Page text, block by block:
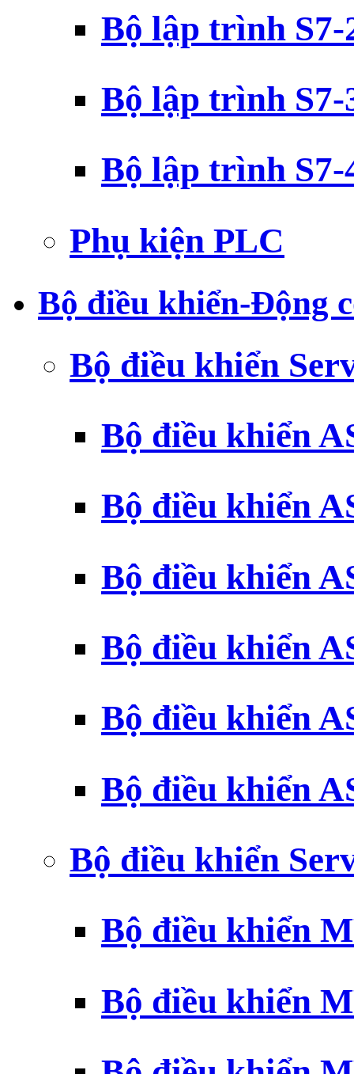
Bộ lập trình S7-
Bộ lập trình S7-
Bộ lập trình S7-
Phụ kiện PLC
Bộ điều khiển-Động
Bộ điều khiển
Bộ điều khiển
Bộ điều khiển
Bộ điều khiển
Bộ điều khiển
Bộ điều khiển
Bộ điều khiển
Bộ điều khiển
Bộ điều khiển
Bộ điều khiển